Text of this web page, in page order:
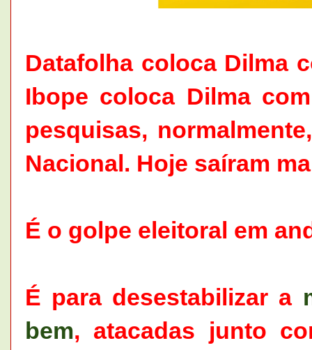
Datafolha coloca Dilma
Ibope coloca Dilma
pesquisas,
Nacional. Hoje saíram
É o golpe eleitoral em
É para desestabilizar a
bem, atacadas junto